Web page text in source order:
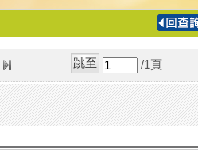
導
/1 頁